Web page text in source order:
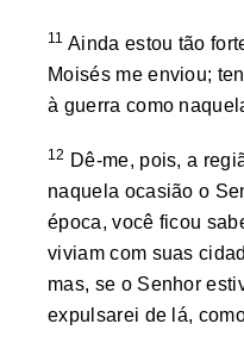
11 Ainda estou tão
Moisés me enviou;
à guerra como
12 Dê-me, pois, a
naquela ocasião o
época, você ficou
viviam com suas
mas, se o Senhor
expulsarei de lá,